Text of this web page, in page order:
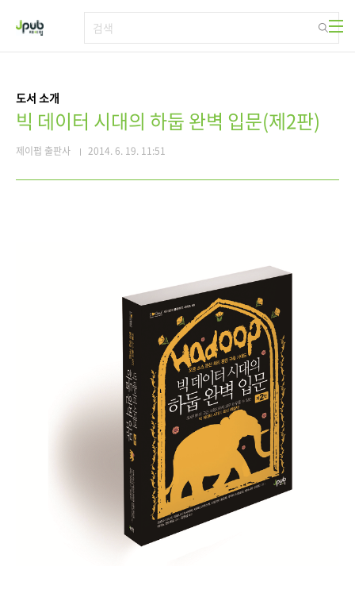
도서 소개
빅 데이터 시대의 하둡 완벽 입문(제2판)
제이펍 출판사 2014. 6. 19. 11:51